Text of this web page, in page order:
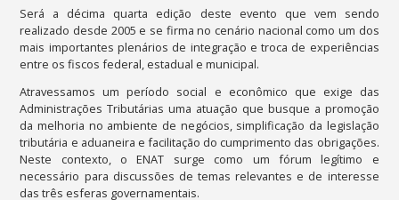
Será a décima quarta edição deste evento que vem sendo
realizado desde 2005 e se firma no cenário nacional como um dos
mais importantes plenários de integração e troca de experiências
entre os fiscos federal, estadual e municipal.
Atravessamos um período social e econômico que exige das
Administrações Tributárias uma atuação que busque a promoção
da melhoria no ambiente de negócios, simplificação da legislação
tributária e aduaneira e facilitação do cumprimento das obrigações.
Neste contexto, o ENAT surge como um fórum legítimo e
necessário para discussões de temas relevantes e de interesse
das três esferas governamentais.